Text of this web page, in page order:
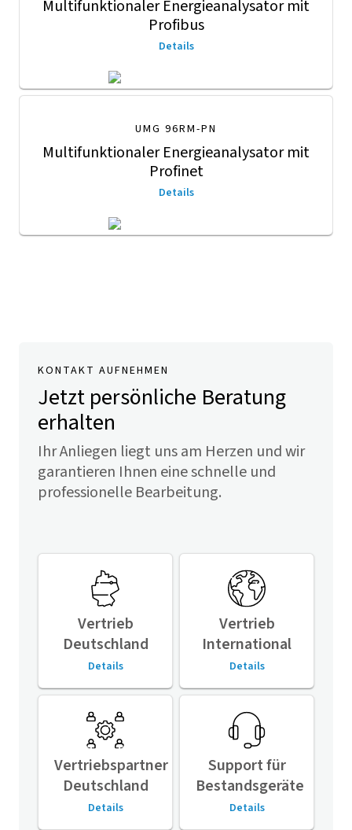
Multifunktionaler Energieanalysator mit
Profibus
Details
UMG 96RM-PN
Multifunktionaler Energieanalysator mit
Profinet
Details
KONTAKT AUFNEHMEN
Jetzt persönliche Beratung
erhalten
Ihr Anliegen liegt uns am Herzen und wir
garantieren Ihnen eine schnelle und
professionelle Bearbeitung.
Vertrieb
Deutschland
Details
Vertrieb
International
Details
Vertriebspartner
Deutschland
Details
Support für
Bestandsgeräte
Details